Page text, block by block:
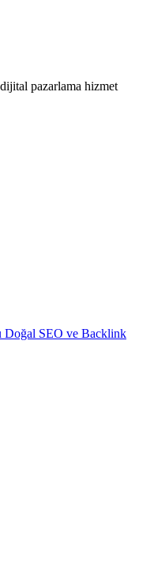
pazarlama hizmet
Doğal SEO ve Backlink